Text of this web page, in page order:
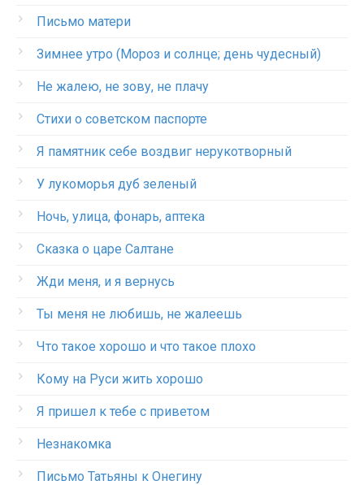
Письмо матери
Зимнее утро (Мороз и солнце; день чудесный)
Не жалею, не зову, не плачу
Стихи о советском паспорте
Я памятник себе воздвиг нерукотворный
У лукоморья дуб зеленый
Ночь, улица, фонарь, аптека
Сказка о царе Салтане
Жди меня, и я вернусь
Ты меня не любишь, не жалеешь
Что такое хорошо и что такое плохо
Кому на Руси жить хорошо
Я пришел к тебе с приветом
Незнакомка
Письмо Татьяны к Онегину